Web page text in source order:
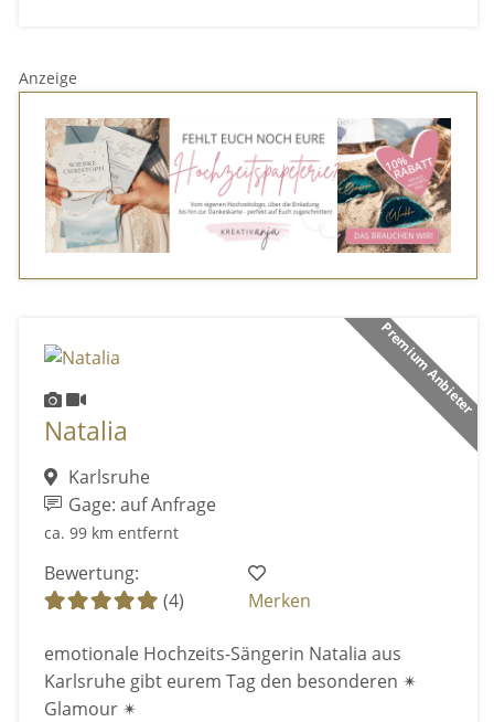
Anzeige
Premium Anbieter
Natalia
Karlsruhe
Gage: auf Anfrage
ca. 99 km entfernt
Bewertung:
(4)
Merken
emotionale Hochzeits-Sängerin Natalia aus
Karlsruhe gibt eurem Tag den besonderen ✴
Glamour ✴